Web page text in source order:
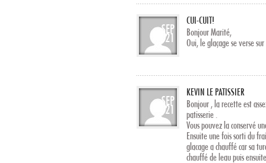
SEP
21
CUI-CUIT!
Bonjour Marité,
Oui, le glaçage se verse
SEP
21
KEVIN LE PATISSIER
Bonjour , la recette est
patisserie .
Vous pouvez la conservé
Ensuite une fois sorti du
glacage a chauffé car sa
chauffé de leau puis